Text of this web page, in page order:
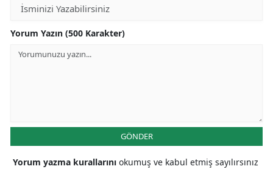
Yorum Yazın (500 Karakter)
GÖNDER
Yorum yazma kurallarını okumuş ve kabul etmiş sayılırsınız